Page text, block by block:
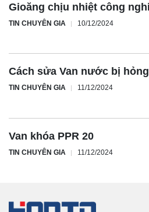
Gioăng chịu nhiệt công
TIN CHUYÊN GIA 10/12/2024
Cách sửa Van nước bị hỏng
TIN CHUYÊN GIA 11/12/2024
Van khóa PPR 20
TIN CHUYÊN GIA 11/12/2024